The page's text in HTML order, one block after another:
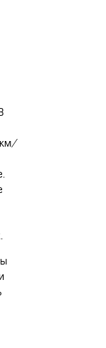
км/